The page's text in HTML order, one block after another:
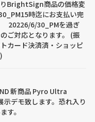
BrightSign商品の価格変
時迄にお支払い完
20226/6/30_PMを過ぎ
ご対応となります。 (振
カード決済済・ショッピ
新商品 Pyro Ultra
デモ致します。恐れ入り
す。